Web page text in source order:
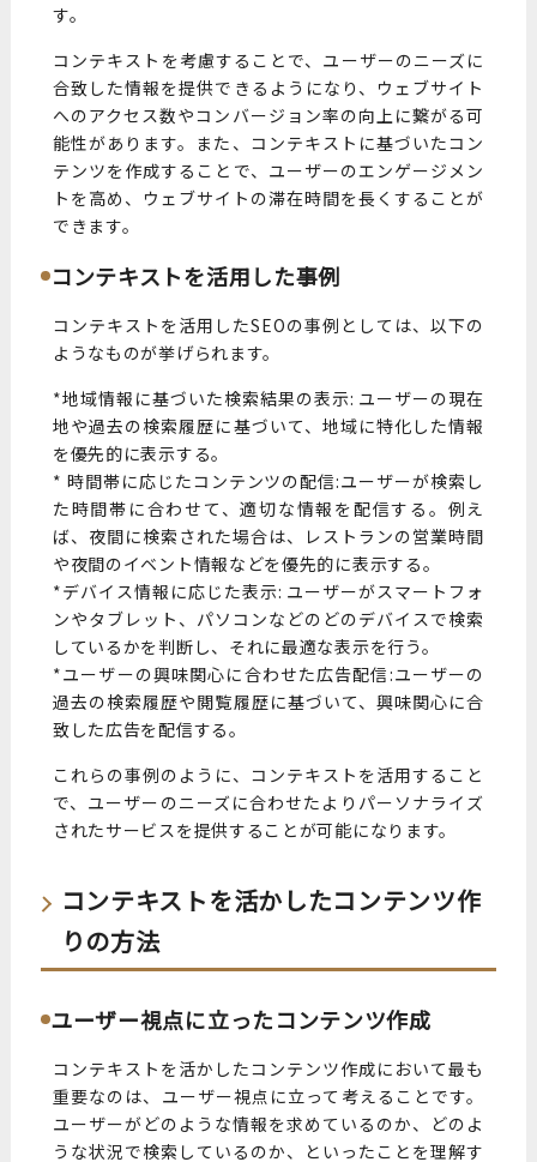
す。
コンテキストを考慮することで、ユーザーのニーズに
合致した情報を提供できるようになり、ウェブサイト
へのアクセス数やコンバージョン率の向上に繋がる可
能性があります。また、コンテキストに基づいたコン
テンツを作成することで、ユーザーのエンゲージメン
トを高め、ウェブサイトの滞在時間を長くすることが
できます。
コンテキストを活用した事例
コンテキストを活用したSEOの事例としては、以下の
ようなものが挙げられます。
*地域情報に基づいた検索結果の表示: ユーザーの現在
地や過去の検索履歴に基づいて、地域に特化した情報
を優先的に表示する。
* 時間帯に応じたコンテンツの配信:ユーザーが検索し
た時間帯に合わせて、適切な情報を配信する。例え
ば、夜間に検索された場合は、レストランの営業時間
や夜間のイベント情報などを優先的に表示する。
*デバイス情報に応じた表示: ユーザーがスマートフォ
ンやタブレット、パソコンなどのどのデバイスで検索
しているかを判断し、それに最適な表示を行う。
*ユーザーの興味関心に合わせた広告配信:ユーザーの
過去の検索履歴や閲覧履歴に基づいて、興味関心に合
致した広告を配信する。
これらの事例のように、コンテキストを活用すること
で、ユーザーのニーズに合わせたよりパーソナライズ
されたサービスを提供することが可能になります。
コンテキストを活かしたコンテンツ作
りの方法
ユーザー視点に立ったコンテンツ作成
コンテキストを活かしたコンテンツ作成において最も
重要なのは、ユーザー視点に立って考えることです。
ユーザーがどのような情報を求めているのか、どのよ
うな状況で検索しているのか、といったことを理解す